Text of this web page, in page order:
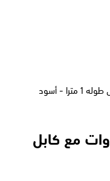
سامسونج شاحن بقوة 25 وات مع كابل